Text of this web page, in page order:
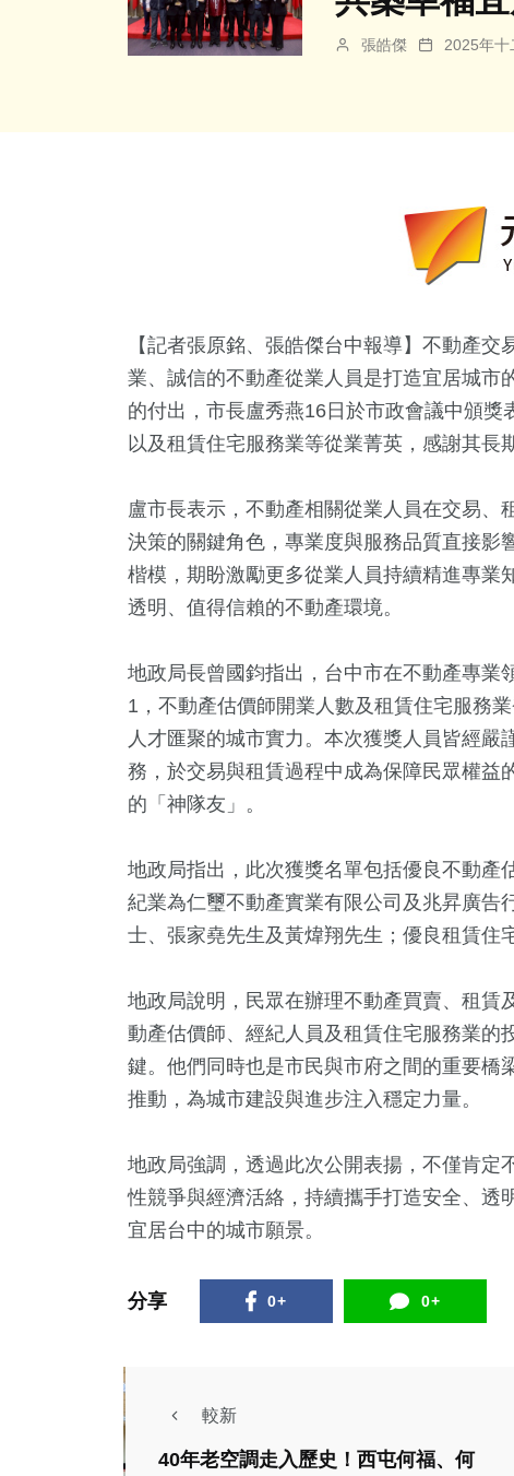
張皓傑 2025年十
【記者張原銘、張皓傑台中報導】不動產
業、誠信的不動產從業人員是打造宜居城市
的付出，市長盧秀燕16日於市政會議中頒獎
以及租賃住宅服務業等從業菁英，感謝其長
盧市長表示，不動產相關從業人員在交易、
決策的關鍵角色，專業度與服務品質直接影
楷模，期盼激勵更多從業人員持續精進專業
透明、值得信賴的不動產環境。
地政局長曾國鈞指出，台中市在不動產專業
1，不動產估價師開業人數及租賃住宅服務
人才匯聚的城市實力。本次獲獎人員皆經
務，於交易與租賃過程中成為保障民眾權益
的「神隊友」。
地政局指出，此次獲獎名單包括優良不動產
紀業為仁璽不動產實業有限公司及兆昇廣告
士、張家堯先生及黃煒翔先生；優良租賃住
地政局說明，民眾在辦理不動產買賣、租賃
動產估價師、經紀人員及租賃住宅服務業的
鍵。他們同時也是市民與市府之間的重要橋
推動，為城市建設與進步注入穩定力量。
地政局強調，透過此次公開表揚，不僅肯定
性競爭與經濟活絡，持續攜手打造安全、透
宜居台中的城市願景。
分享 0+ 0+
較新
40年老空調走入歷史！西屯何福、何
+
2023金鐘獎
403+
熱門
+
2024立委選戰
20+
評論
84+
美食
17+
2024總統大選